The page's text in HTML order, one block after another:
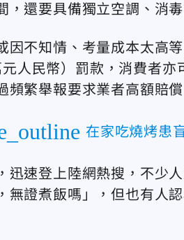
，還要具備獨立空調、消
因不知情、考量成本太高
元人民幣）罰款，消費者
頻繁舉報要求業者高額賠償
在家吃燒烤患
迅速登上陸網熱搜，不少
無證煮飯嗎」，但也有人